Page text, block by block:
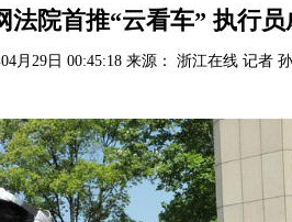
法院首推“云看车” 执行
月29日 00:45:18 来源： 浙江在线 记者